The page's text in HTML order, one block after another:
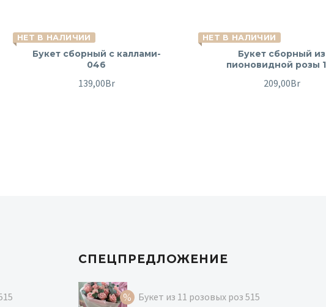
НЕТ В НАЛИЧИИ
Букет сборный с каллами-
046
139,00Br
НЕТ В НАЛИЧИИ
Букет сборный из
пионовидной розы
209,00Br
СПЕЦПРЕДЛОЖЕНИЕ
Букет из 11 розовых роз 515